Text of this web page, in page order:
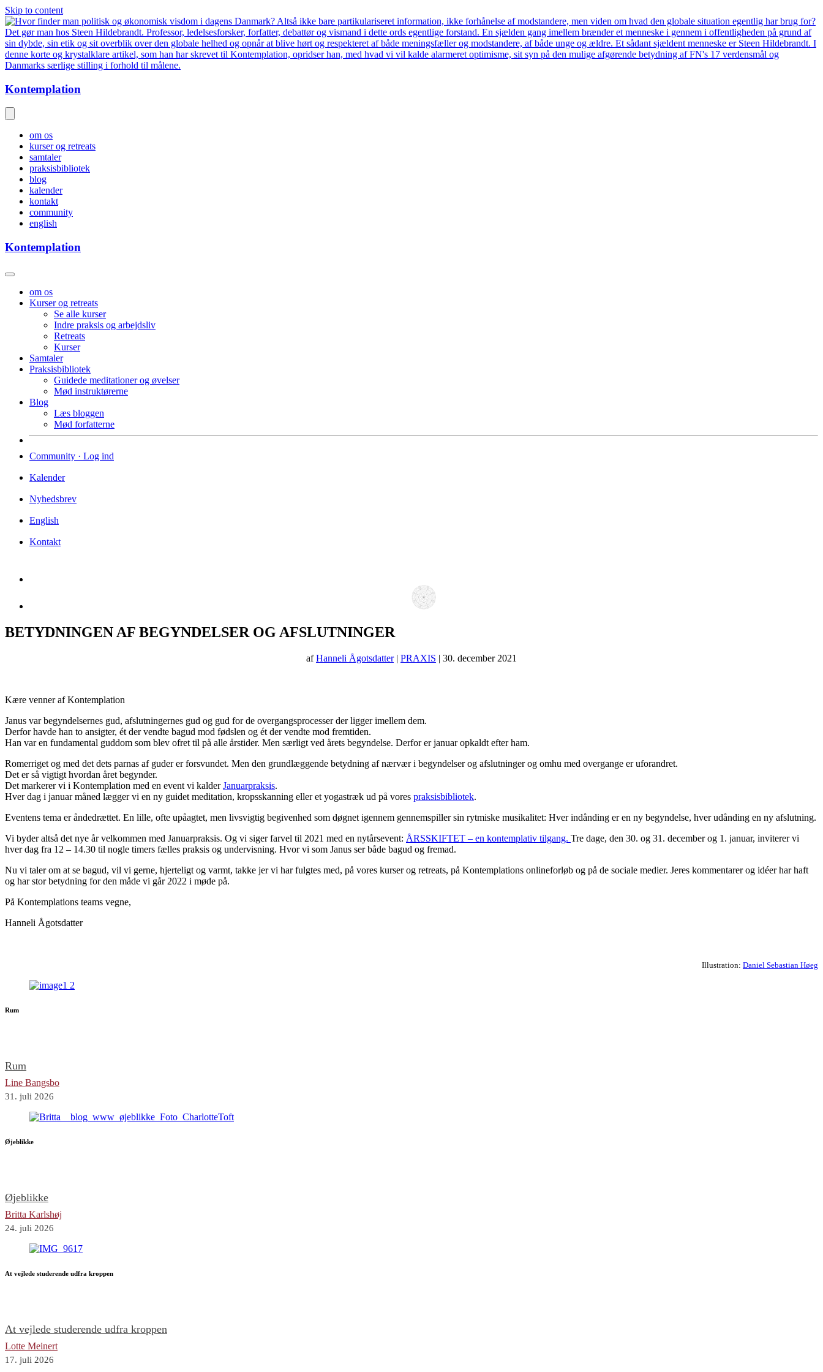
Skip to content
Kontemplation
om os
kurser og retreats
samtaler
praksisbibliotek
blog
kalender
kontakt
community
english
Kontemplation
om os
Kurser og retreats
Se alle kurser
Indre praksis og arbejdsliv
Retreats
Kurser
Samtaler
Praksisbibliotek
Guidede meditationer og øvelser
Mød instruktørerne
Blog
Læs bloggen
Mød forfatterne
Community · Log ind
Kalender
Nyhedsbrev
English
Kontakt
BETYDNINGEN AF BEGYNDELSER OG AFSLUTNINGER
afHanneli Ågotsdatter| PRAXIS | 30. december 2021
Kære venner af Kontemplation
Janus var begyndelsernes gud, afslutningernes gud og gud for de overgangsprocesser der ligger imellem dem.
Derfor havde han to ansigter, ét der vendte bagud mod fødslen og ét der vendte mod fremtiden.
Han var en fundamental guddom som blev ofret til på alle årstider. Men særligt ved årets begyndelse. Derfor er januar opkaldt efter ham.
Romerriget og med det dets parnas af guder er forsvundet. Men den grundlæggende betydning af nærvær i begyndelser og afslutninger og omhu med overgange er uforandret.
Det er så vigtigt hvordan året begynder.
Det markerer vi i Kontemplation med en event vi kalderJanuarpraksis.
Hver dag i januar måned lægger vi en ny guidet meditation, kropsskanning eller et yogastræk ud på vores praksisbibliotek.
Eventens tema er åndedrættet. En lille, ofte upåagtet, men livsvigtig begivenhed som døgnet igennem gennemspiller sin rytmiske musikalitet: Hver indånding er en ny begyndelse, hver udånding en ny afslutning.
Vi byder altså det nye år velkommen med Januarpraksis. Og vi siger farvel til 2021 med en nytårsevent: ÅRSSKIFTET – en kontemplativ tilgang. Tre dage, den 30. og 31. december og 1. januar, inviterer vi
hver dag fra 12 – 14.30 til nogle timers fælles praksis og undervisning. Hvor vi som Janus ser både bagud og fremad.
Nu vi taler om at se bagud, vil vi gerne, hjerteligt og varmt, takke jer vi har fulgtes med, på vores kurser og retreats, på Kontemplations onlineforløb og på de sociale medier. Jeres kommentarer og idéer har haft
og har stor betydning for den måde vi går 2022 i møde på.
På Kontemplations teams vegne,
Hanneli Ågotsdatter
Illustration: Daniel Sebastian Høeg
Rum
Rum
Line Bangsbo
31. juli 2026
Øjeblikke
Øjeblikke
Britta Karlshøj
24. juli 2026
At vejlede studerende udfra kroppen
At vejlede studerende udfra kroppen
Lotte Meinert
17. juli 2026